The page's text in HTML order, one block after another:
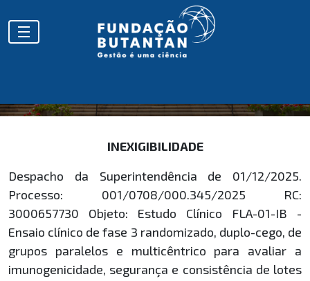
HOMOLOGAÇÕES
INEXIGIBILIDADE
Despacho da Superintendência de 01/12/2025.
Processo: 001/0708/000.345/2025 RC:
3000657730 Objeto: Estudo Clínico FLA-01-IB -
Ensaio clínico de fase 3 randomizado, duplo-cego, de
grupos paralelos e multicêntrico para avaliar a
imunogenicidade, segurança e consistência de lotes